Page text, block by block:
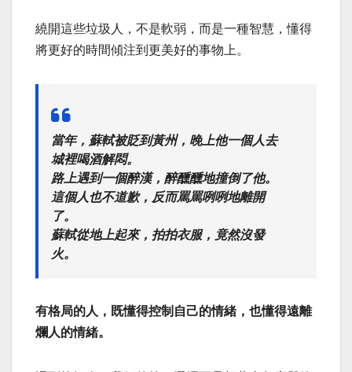
繞開這些垃圾人，不是軟弱，而是一種智慧，懂得
將更好的時間傾注到更美好的事物上。
當年，蘇軾被貶到黃州，晚上他一個人去
城裡喝酒解悶。
路上遇到一個醉漢，醉醺醺地撞倒了他。
這個人也不道歉，反而罵罵咧咧地離開
了。
蘇軾從地上起來，拍拍衣服，竟然沒發
火。
有格局的人，既懂得控制自己的情緒，也懂得遠離
爛人的情緒。